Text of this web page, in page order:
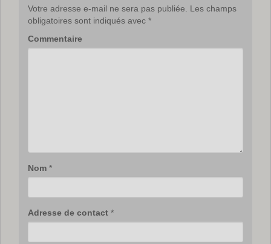
Votre adresse e-mail ne sera pas publiée. Les champs
obligatoires sont indiqués avec *
Commentaire
Nom *
Adresse de contact *